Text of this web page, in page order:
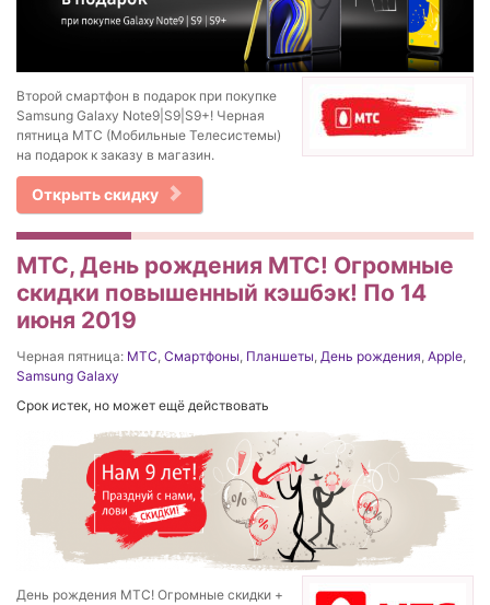
Второй смартфон в подарок при покупке
Samsung Galaxy Note9|S9|S9+! Черная
пятница МТС (Мобильные Телесистемы)
на подарок к заказу в магазин.
Открыть скидку
МТС, День рождения МТС! Огромные
скидки повышенный кэшбэк! По 14
июня 2019
Черная пятница: МТС, Смартфоны, Планшеты, День рождения, Apple,
Samsung Galaxy
Срок истек, но может ещё действовать
День рождения МТС! Огромные скидки +